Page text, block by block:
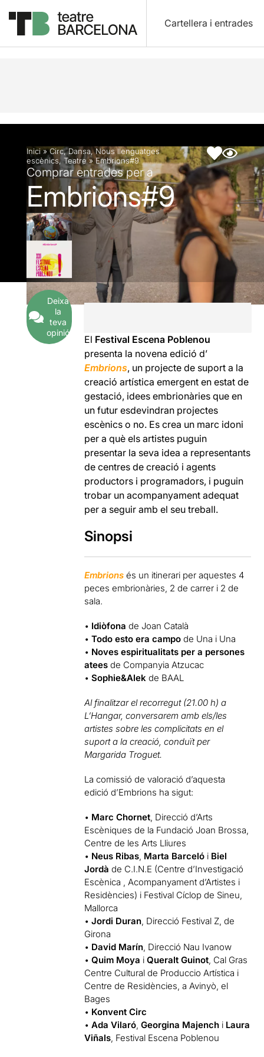
Cartellera i entrades
Descripció Fitxa artística
Inici»Circ,Dansa,Nous llenguatges
escènics,Teatre»Embrions#9
Comprar entrades per a
Embrions#9
Deixa
la
teva
opinió
El Festival Escena Poblenou
presenta la novena edició d’
Embrions, un projecte de suport a la
creació artística emergent en estat de
gestació, idees embrionàries que en
un futur esdevindran projectes
escènics o no. Es crea un marc idoni
per a què els artistes puguin
presentar la seva idea a representants
de centres de creació i agents
productors i programadors, i puguin
trobar un acompanyament adequat
per a seguir amb el seu treball.
Sinopsi
Embrions és un itinerari per aquestes 4
peces embrionàries, 2 de carrer i 2 de
sala.
• Idiòfona de Joan Català
•Todo esto era campo de Una i Una
• Noves espiritualitats per a persones
atees de Companyia Atzucac
•Sophie&Alek de BAAL
Al finalitzar el recorregut (21.00 h) a
L’Hangar, conversarem amb els/les
artistes sobre les complicitats en el
suport a la creació, conduït per
Margarida Troguet.
La comissió de valoració d’aquesta
edició d’Embrions ha sigut:
• Marc Chornet, Direcció d’Arts
Escèniques de la Fundació Joan Brossa,
Centre de les Arts Lliures
• Neus Ribas, Marta Barceló i Biel
Jordà de C.I.N.E (Centre d’Investigació
Escènica , Acompanyament d’Artistes i
Residències) i Festival Cíclop de Sineu,
Mallorca
•Jordi Duran, Direcció Festival Z, de
Girona
• David Marín, Direcció Nau Ivanow
•Quim Moya iQueralt Guinot, Cal Gras
Centre Cultural de Produccio Artística i
Centre de Residències, a Avinyò, el
Bages
• Konvent Circ
•Ada Vilaró,Georgina Majench i Laura
Viñals, Festival Escena Poblenou